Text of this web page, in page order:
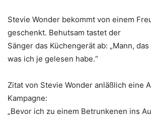
Stevie Wonder bekommt von einem
geschenkt. Behutsam tastet der
Sänger das Küchengerät ab: „Mann,
was ich je gelesen habe.“
Zitat von Stevie Wonder anläßlich eine
Kampagne:
„Bevor ich zu einem Betrunkenen ins